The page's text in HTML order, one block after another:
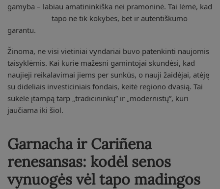
gamyba – labiau amatininkiška nei pramoninė. Tai lėmė, kad
tapo ne tik kokybės, bet ir autentiškumo
garantu.
Žinoma, ne visi vietiniai vyndariai buvo patenkinti naujomis
taisyklėmis. Kai kurie mažesni gamintojai skundėsi, kad
naujieji reikalavimai jiems per sunkūs, o nauji žaidėjai, atėję
su dideliais investiciniais fondais, keitė regiono dvasią. Tai
sukėlė įtampą tarp „tradicininkų” ir „modernistų”, kuri
jaučiama iki šiol.
Garnacha ir Cariñena
renesansas: kodėl senos
vynuogės vėl tapo madingos